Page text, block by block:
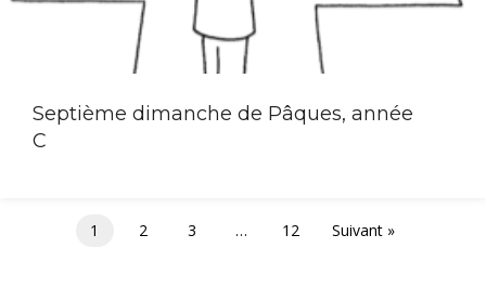
Septième dimanche de Pâques, année
C
1 2 3 … 12 Suivant »